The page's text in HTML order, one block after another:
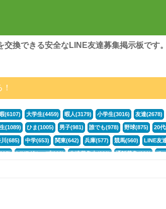
換できる安全なLINE友達募集掲示板です
(6107) 大学生(4459) 暇人(3179) 小学生(3016) 友達(2678)
(1089) ひま(1005) 男子(981) 誰でも(978) 野球(875) 20
(685) 中学(653) 関東(642) 兵庫(577) 競馬(560) LINE友
LINEグループ(388) 友達募集中(382) 通話募集(381) チ